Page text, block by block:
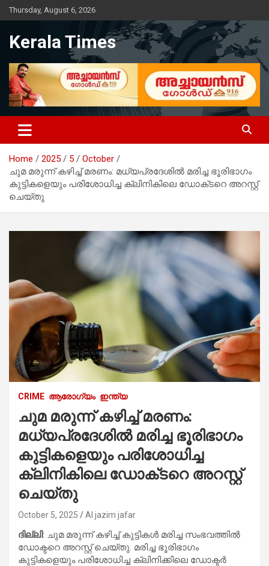
Skip
to
Thursday, August 6, 2026
Kerala Times
Home 2025 5
October
ചുമ മരുന്ന് കഴിച്ച് മരണം: മധ്യപ്രദേശിൽ മരിച്ച ഭൂരിഭാഗം
കുട്ടികളെയും പരിശോധിച്ച ക്ലിനികിലെ ഡോക്‌ടറെ അറസ്റ്റ്
ചെയ്‌തു
CRIME ആരോഗ്യം ഇന്ത്യ
ചുമ മരുന്ന് കഴിച്ച് മരണം:
മധ്യപ്രദേശിൽ മരിച്ച ഭൂരിഭാഗം
കുട്ടികളെയും പരിശോധിച്ച
ക്ലിനികിലെ ഡോക്‌ടറെ അറസ്റ്റ്
ചെയ്‌തു
October 5, 2025 Al jazim jafar
ദില്ലി: ചുമ മരുന്ന് കഴിച്ച് കുട്ടികൾ മരിച്ച സംഭവത്തിൽ
ഡോക്ടറെ അറസ്റ്റ് ചെയ്തു. മരിച്ച ഭൂരിഭാഗം
കുട്ടികളെയും പരിശോധിച്ച ക്ലിനിക്കിലെ ഡോക്ടർ